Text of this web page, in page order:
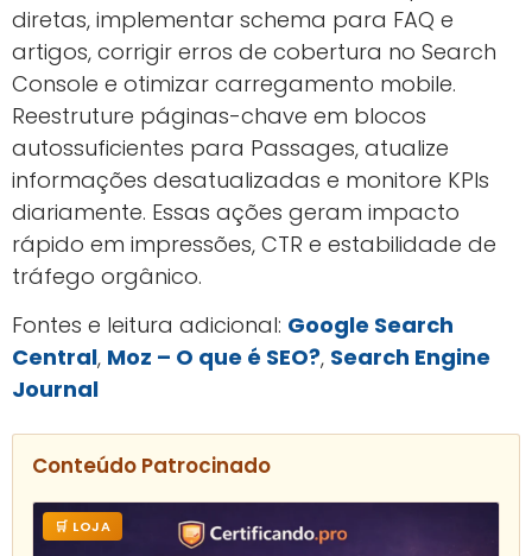
diretas, implementar schema para FAQ e
artigos, corrigir erros de cobertura no Search
Console e otimizar carregamento mobile.
Reestruture páginas-chave em blocos
autossuficientes para Passages, atualize
informações desatualizadas e monitore KPIs
diariamente. Essas ações geram impacto
rápido em impressões, CTR e estabilidade de
tráfego orgânico.
Fontes e leitura adicional: Google Search
Central, Moz – O que é SEO?, Search Engine
Journal
Conteúdo Patrocinado
🛒 LOJA